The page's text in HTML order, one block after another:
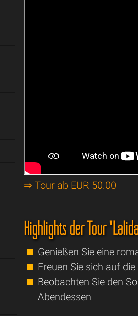
⇒ Tour ab EUR 50.00
Highlights der Tour
Genießen Sie eine
Freuen Sie sich auf
Beobachten Sie den
Abendessen